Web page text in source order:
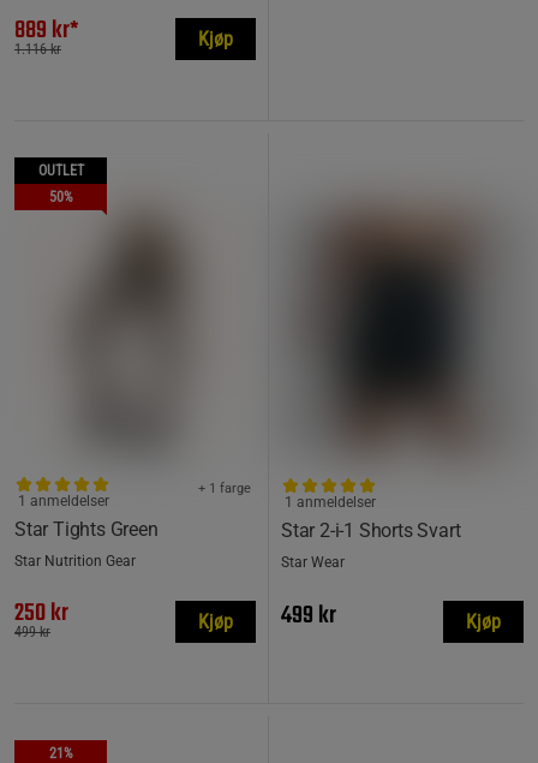
889 kr*
1.116 kr Kjøp
OUTLET
50%
Star Tights Green
+ 1 farge
1 anmeldelser
Star Nutrition Gear
250 kr
499 kr Kjøp
Star 2-i-1 Shorts Svart
1 anmeldelser
Star Wear
499 kr Kjøp
21%